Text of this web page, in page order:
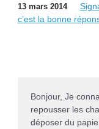
13 mars 2014
c’est la bonne
Bonjour, Je
repousser les
déposer du